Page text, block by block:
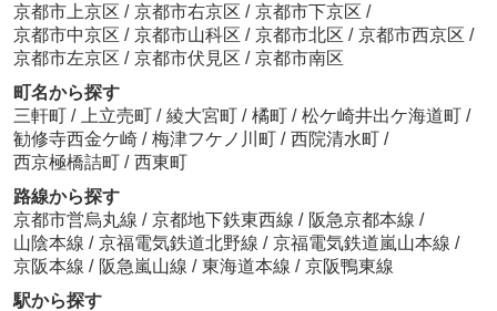
京都市上京区 / 京都市右京区 / 京都市下京区 /
京都市中京区 / 京都市山科区 / 京都市北区 / 京都市西京区 /
京都市左京区 / 京都市伏見区 / 京都市南区
町名から探す
三軒町 / 上立売町 / 綾大宮町 / 橘町 / 松ケ崎井出ケ海道町 /
勧修寺西金ケ崎 / 梅津フケノ川町 / 西院清水町 /
西京極橋詰町 / 西東町
路線から探す
京都市営烏丸線 / 京都地下鉄東西線 / 阪急京都本線 /
山陰本線 / 京福電気鉄道北野線 / 京福電気鉄道嵐山本線 /
京阪本線 / 阪急嵐山線 / 東海道本線 / 京阪鴨東線
駅から探す